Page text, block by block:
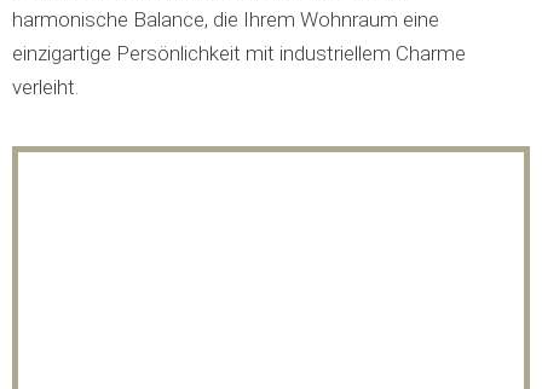
harmonische Balance, die Ihrem Wohnraum eine
einzigartige Persönlichkeit mit industriellem Charme
verleiht.